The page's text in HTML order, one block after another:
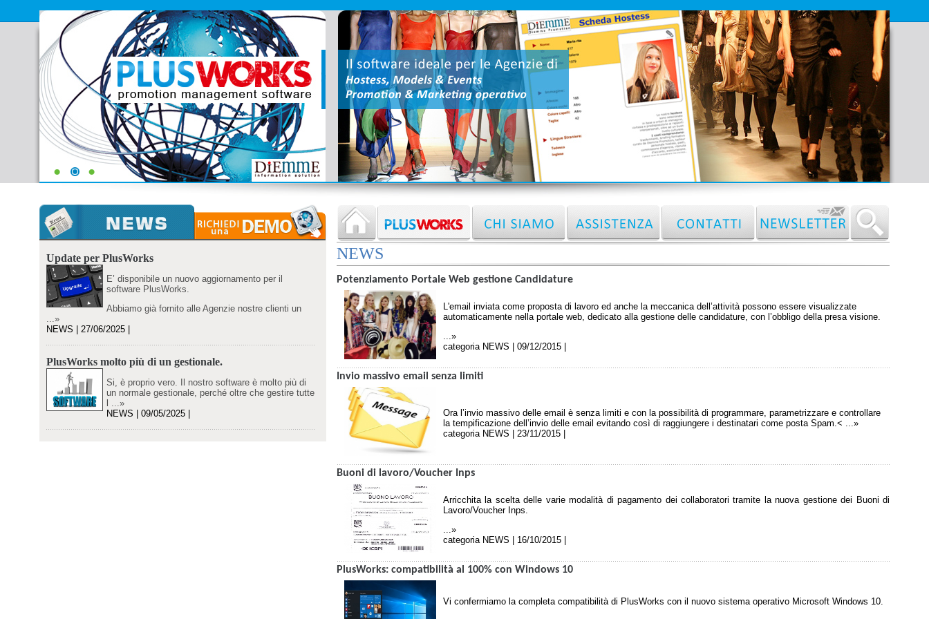
Update per PlusWorks
E’ disponibile un nuovo aggiornamento per il
software PlusWorks.
Abbiamo già fornito alle Agenzie nostre clienti un
...»
NEWS | 27/06/2025 |
PlusWorks molto più di un gestionale.
Si, è proprio vero. Il nostro software è molto più di
un normale gestionale, perché oltre che gestire tutte
l ...»
NEWS | 09/05/2025 |
NEWS
Potenziamento Portale Web gestione Candidature
L'email inviata come proposta di lavoro ed anche la meccanica dell’attività possono essere visualizzate
automaticamente nella portale web, dedicato alla gestione delle candidature, con l’obbligo della presa visione.
...»
categoria NEWS | 09/12/2015 |
Invio massivo email senza limiti
Ora l’invio massivo delle email è senza limiti e con la possibilità di programmare, parametrizzare e controllare
la tempificazione dell’invio delle email evitando così di raggiungere i destinatari come posta Spam.< ...»
categoria NEWS | 23/11/2015 |
Buoni di lavoro/Voucher Inps
Arricchita la scelta delle varie modalità di pagamento dei collaboratori tramite la nuova gestione dei Buoni di
Lavoro/Voucher Inps.
...»
categoria NEWS | 16/10/2015 |
PlusWorks: compatibilità al 100% con Windows 10
Vi confermiamo la completa compatibilità di PlusWorks con il nuovo sistema operativo Microsoft Windows 10.